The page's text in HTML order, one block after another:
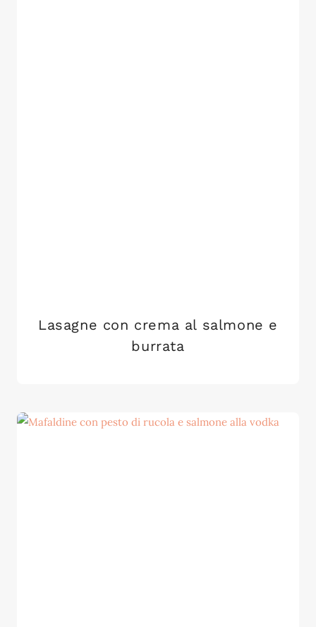
Lasagne con crema al salmone e
burrata